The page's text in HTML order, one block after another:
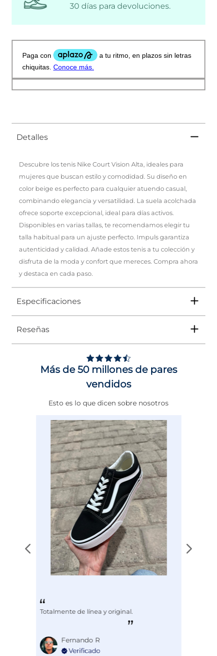
30 días para devoluciones.
Detalles
Descubre los tenis Nike Court Vision Alta, ideales para
mujeres que buscan estilo y comodidad. Su diseño en
color beige es perfecto para cualquier atuendo casual,
combinando elegancia y versatilidad. La suela acolchada
ofrece soporte excepcional, ideal para días activos.
Disponibles en varias tallas, te recomendamos elegir tu
talla habitual para un ajuste perfecto. Impuls garantiza
autenticidad y calidad. Añade estos tenis a tu colección y
disfruta de la moda y confort que mereces. Compra ahora
y destaca en cada paso.
Especificaciones
Tipo
Género Mujer
DE 0 A 4 cms
NORMAL
BEIGE
COMBATE
Reseñas
Más de 50 millones de pares
vendidos
Esto es lo que dicen sobre nosotros
Totalmente de línea y original.
Fernando R